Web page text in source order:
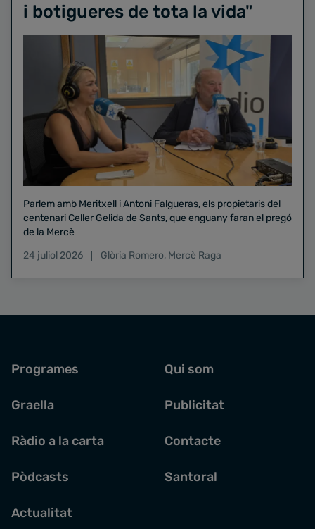
i botigueres de tota la vida"
Parlem amb Meritxell i Antoni Falgueras, els propietaris del
centenari Celler Gelida de Sants, que enguany faran el pregó
de la Mercè
24 juliol 2026
Glòria Romero, Mercè Raga
Programes
Graella
Ràdio a la carta
Pòdcasts
Actualitat
Qui som
Publicitat
Contacte
Santoral